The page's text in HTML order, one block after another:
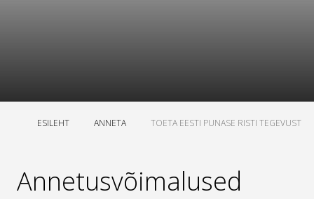
ESILEHT ANNETA TOETA EESTI PUNASE RISTI TEGEVUST
Annetusvõimalused